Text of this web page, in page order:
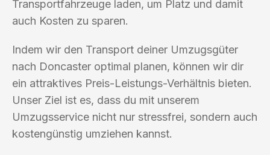
Transportfahrzeuge laden, um Platz und damit
auch Kosten zu sparen.
Indem wir den Transport deiner Umzugsgüter
nach Doncaster optimal planen, können wir dir
ein attraktives Preis-Leistungs-Verhältnis bieten.
Unser Ziel ist es, dass du mit unserem
Umzugsservice nicht nur stressfrei, sondern auch
kostengünstig umziehen kannst.